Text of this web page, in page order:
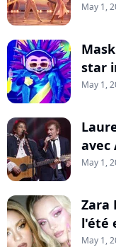
May 1,
star
May 1,
avec
May 1,
Zara
l'été
May 1,